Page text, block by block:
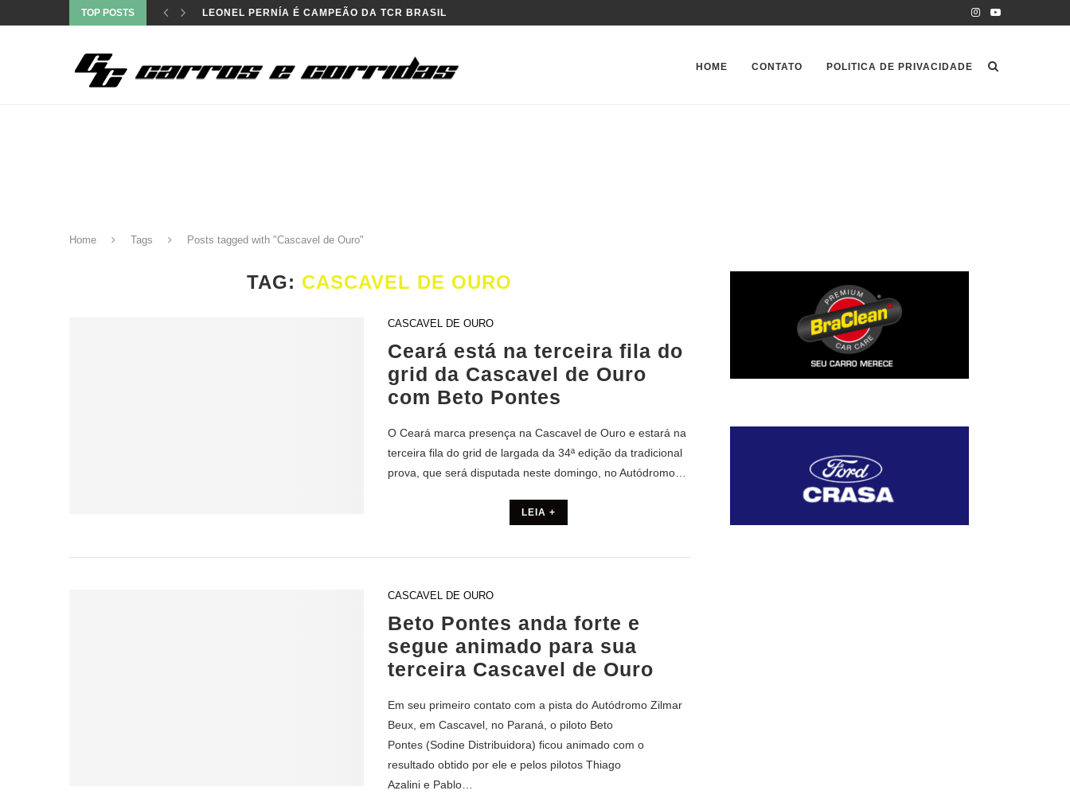
TOP POSTS LEONEL PERNÍA É CAMPEÃO DA TCR BRASIL
HOME CONTATO POLITICA DE PRIVACIDADE
Home Tags Posts tagged with "Cascavel de Ouro"
TAG: CASCAVEL DE OURO
CASCAVEL DE OURO
Ceará está na terceira fila do
grid da Cascavel de Ouro
com Beto Pontes
O Ceará marca presença na Cascavel de Ouro e estará na
terceira fila do grid de largada da 34ª edição da tradicional
prova, que será disputada neste domingo, no Autódromo…
LEIA +
CASCAVEL DE OURO
Beto Pontes anda forte e
segue animado para sua
terceira Cascavel de Ouro
Em seu primeiro contato com a pista do Autódromo Zilmar
Beux, em Cascavel, no Paraná, o piloto Beto
Pontes (Sodine Distribuidora) ficou animado com o
resultado obtido por ele e pelos pilotos Thiago
Azalini e Pablo…